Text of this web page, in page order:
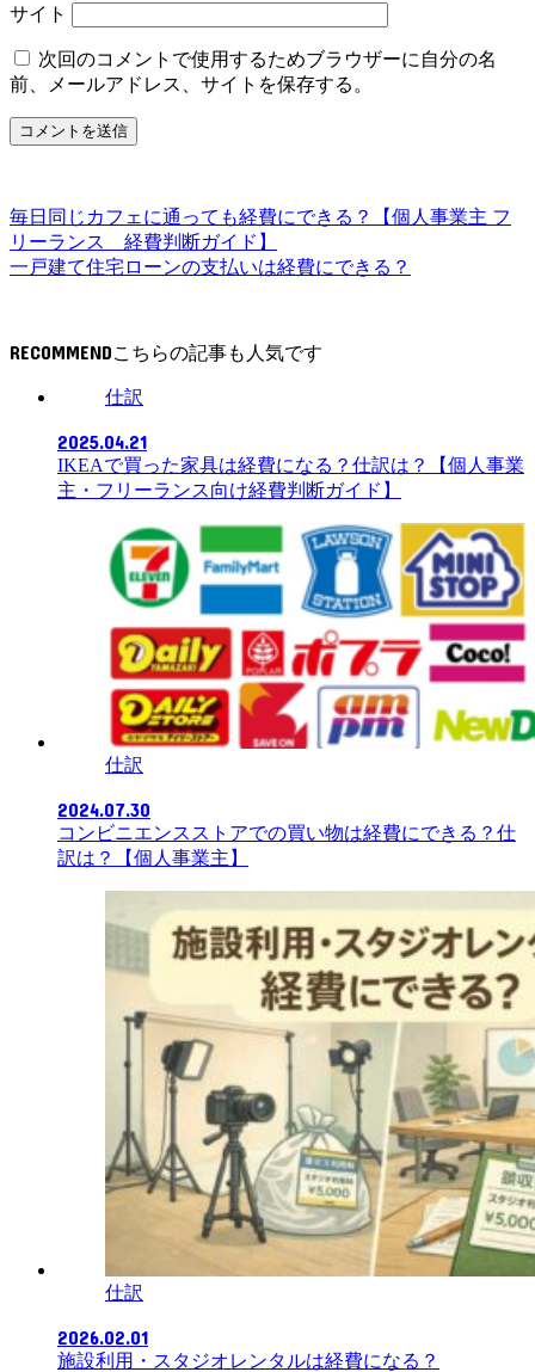
サイト
次回のコメントで使用するためブラウザーに自分の名
前、メールアドレス、サイトを保存する。
毎日同じカフェに通っても経費にできる？【個人事業主 フ
リーランス 経費判断ガイド】
一戸建て住宅ローンの支払いは経費にできる？
RECOMMEND
仕訳
2025.04.21
IKEAで買った家具は経費になる？仕訳は？【個人事業
主・フリーランス向け経費判断ガイド】
仕訳
2024.07.30
コンビニエンスストアでの買い物は経費にできる？仕
訳は？【個人事業主】
仕訳
2026.02.01
施設利用・スタジオレンタルは経費になる？